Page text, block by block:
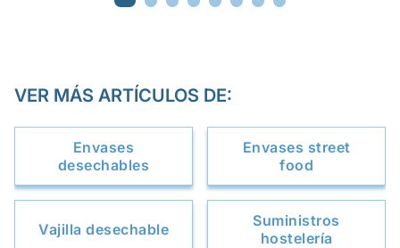
VER MÁS ARTÍCULOS DE:
Envases
desechables
Envases street
food
Vajilla desechable
Suministros
hostelería